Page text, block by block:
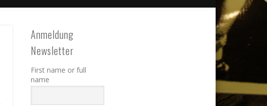
Anmeldung
Newsletter
First name or full
name